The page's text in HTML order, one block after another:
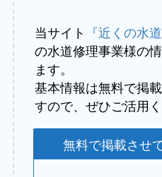
当サイト 『近くの水
の水道修理事業様の
ます。
基本情報は無料で掲
すので、ぜひご活用く
無料で掲載させ